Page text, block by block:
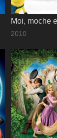
2010